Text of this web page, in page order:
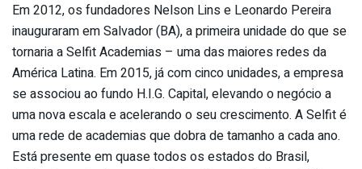
Em 2012, os fundadores Nelson Lins e Leonardo Pereira
inauguraram em Salvador (BA), a primeira unidade do que se
tornaria a Selfit Academias – uma das maiores redes da
América Latina. Em 2015, já com cinco unidades, a empresa
se associou ao fundo H.I.G. Capital, elevando o negócio a
uma nova escala e acelerando o seu crescimento. A Selfit é
uma rede de academias que dobra de tamanho a cada ano.
Está presente em quase todos os estados do Brasil,